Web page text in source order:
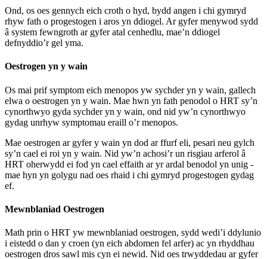
Ond, os oes gennych eich croth o hyd, bydd angen i chi gymryd
rhyw fath o progestogen i aros yn ddiogel. Ar gyfer menywod sydd
â system fewngroth ar gyfer atal cenhedlu, mae’n ddiogel
defnyddio’r gel yma.
Oestrogen yn y wain
Os mai prif symptom eich menopos yw sychder yn y wain, gallech
elwa o oestrogen yn y wain. Mae hwn yn fath penodol o HRT sy’n
cynorthwyo gyda sychder yn y wain, ond nid yw’n cynorthwyo
gydag unrhyw symptomau eraill o’r menopos.
Mae oestrogen ar gyfer y wain yn dod ar ffurf eli, pesari neu gylch
sy’n cael ei roi yn y wain. Nid yw’n achosi’r un risgiau arferol â
HRT oherwydd ei fod yn cael effaith ar yr ardal benodol yn unig -
mae hyn yn golygu nad oes rhaid i chi gymryd progestogen gydag
ef.
Mewnblaniad Oestrogen
Math prin o HRT yw mewnblaniad oestrogen, sydd wedi’i ddylunio
i eistedd o dan y croen (yn eich abdomen fel arfer) ac yn rhyddhau
oestrogen dros sawl mis cyn ei newid. Nid oes trwyddedau ar gyfer